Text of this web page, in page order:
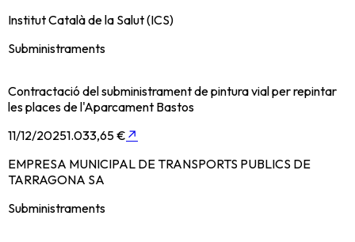
Institut Català de la Salut (ICS)
Subministraments
Contractació del subministrament de pintura vial per repintar
les places de l'Aparcament Bastos
11/12/20251.033,65 € ↗
EMPRESA MUNICIPAL DE TRANSPORTS PUBLICS DE
TARRAGONA SA
Subministraments